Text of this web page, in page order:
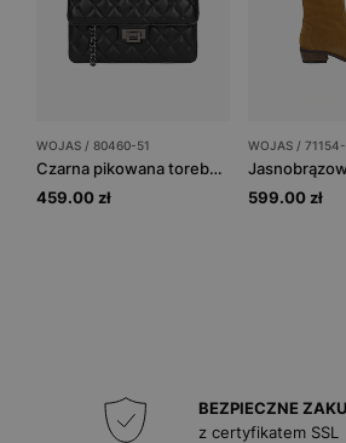
WOJAS / 80460-51
Czarna pikowana torebka wizytowa ze skóry
459.00 zł
WOJAS /
599.00 zł
BEZPIECZNE
z certyfikatem SSL